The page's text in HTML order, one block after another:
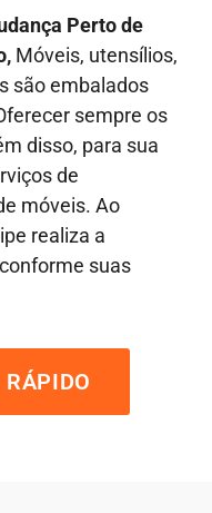
Perto de
Móveis, utensílios,
são embalados
sempre os
disso, para sua
de
móveis. Ao
realiza a
suas